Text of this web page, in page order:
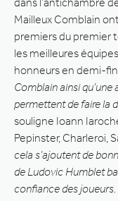
Mailleux Comblain
premiers du premier
les meilleures
honneurs en demi-
Comblain ainsi
permettent de faire la
souligne Ioann
Pepinster, Charleroi,
cela s’ajoutent de
de Ludovic Humblet
confiance des joueurs.